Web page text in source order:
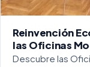
Reinvención
las Oficinas
Descubre las